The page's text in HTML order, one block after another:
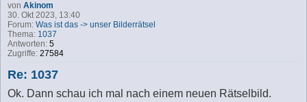
von Akinom
30. Okt 2023, 13:40
Forum: Was ist das -> unser Bilderrätsel
Thema: 1037
Antworten: 5
Zugriffe: 27584
Re: 1037
Ok. Dann schau ich mal nach einem neuen Rätselbild.